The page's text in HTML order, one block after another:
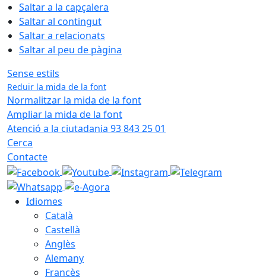
Saltar a la capçalera
Saltar al contingut
Saltar a relacionats
Saltar al peu de pàgina
Sense estils
Reduir la mida de la font
Normalitzar la mida de la font
Ampliar la mida de la font
Atenció a la ciutadania 93 843 25 01
Cerca
Contacte
Idiomes
Català
Castellà
Anglès
Alemany
Francès